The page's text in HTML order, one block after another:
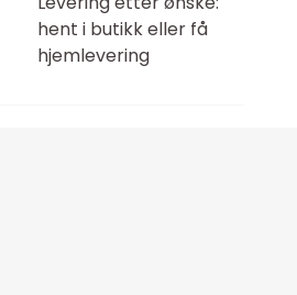
hent i butikk eller få
hjemlevering